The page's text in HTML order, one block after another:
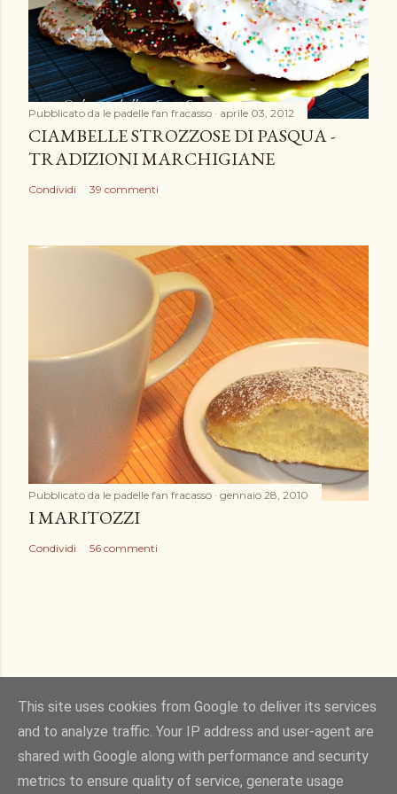
o
m
m
e
n
t
o
Pubblicato da le padelle fan fracasso aprile 03, 2012
CIAMBELLE STROZZOSE DI PASQUA -
TRADIZIONI MARCHIGIANE
Condividi 39 commenti
Pubblicato da le padelle fan fracasso gennaio 28, 2010
I MARITOZZI
Condividi 56 commenti
Powered by Blogger
Immagini dei temi diGintare Marcel
This site uses cookies from Google to deliver its services
and to analyze traffic. Your IP address and user-agent are
shared with Google along with performance and security
metrics to ensure quality of service, generate usage